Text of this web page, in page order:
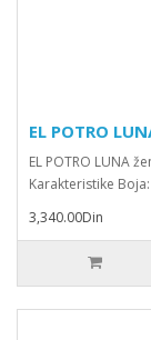
EL POTRO
EL POTRO LUNA
Karakteristike
3,340.00Din